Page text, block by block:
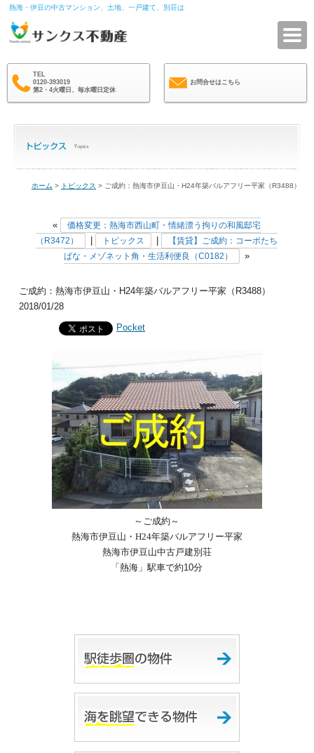
熱海・伊豆の中古マンション、土地、一戸建て、別荘は
TEL
0120-393019
第2・4火曜日、毎水曜日定休
お問合せはこちら
ホーム > トピックス > ご成約：熱海市伊豆山・H24年築バルアフリー平家（R3488）
«
価格変更：熱海市西山町・情緒漂う拘りの和風邸宅
（R3472）
トピックス
【賃貸】ご成約：コーポたち
ばな・メゾネット角・生活利便良（C0182）
»
ご成約：熱海市伊豆山・H24年築バルアフリー平家（R3488）
2018/01/28
Pocket
～ご成約～
熱海市伊豆山・H24年築バルアフリー平家
熱海市伊豆山中古戸建別荘
「熱海」駅車で約10分